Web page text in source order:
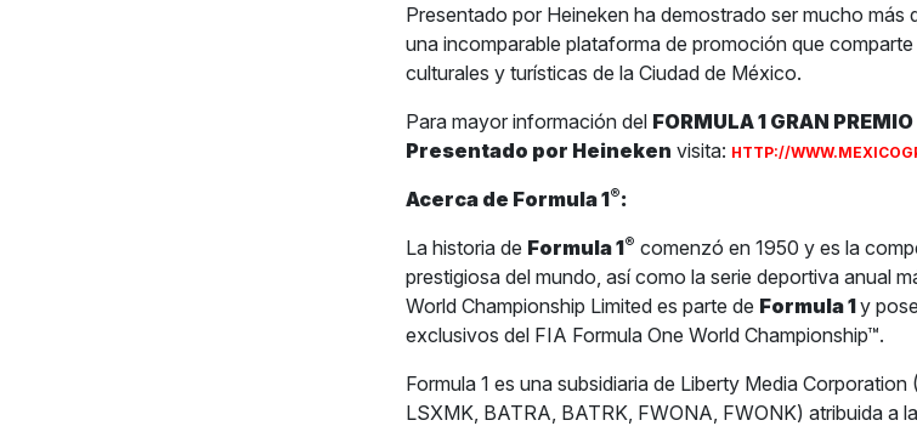
Presentado por Heineken ha demostrado ser mucho
una incomparable plataforma de promoción que
culturales y turísticas de la Ciudad de México.
Para mayor información del FORMULA 1 GRAN
Presentado por Heineken visita: HTTP://
Acerca de Formula 1®:
La historia de Formula 1® comenzó en 1950 y es la
prestigiosa del mundo, así como la serie deportiva anual
World Championship Limited es parte de Formula 1y
exclusivos del FIA Formula One World Championship™.
Formula 1 es una subsidiaria de Liberty Media
LSXMK, BATRA, BATRK, FWONA, FWONK) atribuida a